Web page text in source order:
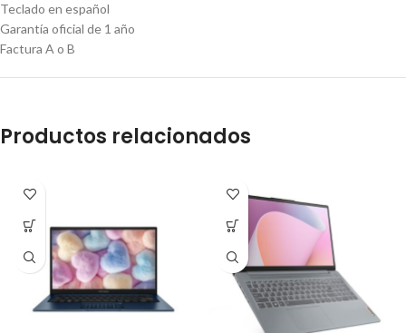
Teclado en español
Garantía oficial de 1 año
Factura A o B
Productos relacionados